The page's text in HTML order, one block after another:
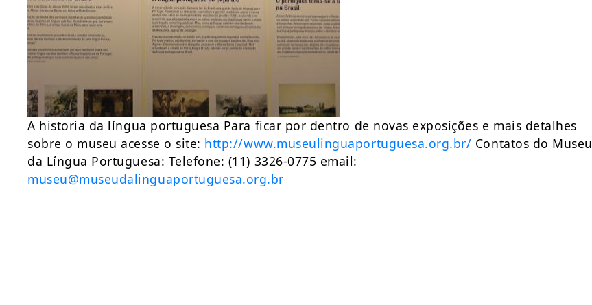
A historia da língua portuguesa Para ficar por dentro de novas exposições e mais detalhes
sobre o museu acesse o site: http://www.museulinguaportuguesa.org.br/ Contatos do Museu
da Língua Portuguesa: Telefone: (11) 3326-0775 email:
museu@museudalinguaportuguesa.org.br